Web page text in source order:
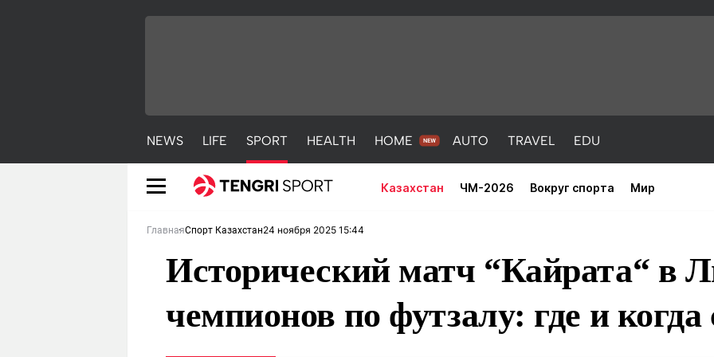
NEWS LIFE SPORT HEALTH HOME AUTO TRAVEL EDU
Казахстан ЧМ-2026 Вокруг спорта Мир
ГлавнаяСпорт Казахстан24 ноября 2025 15:44
Исторический матч “Кайрата“ в
чемпионов по футзалу: где и когда